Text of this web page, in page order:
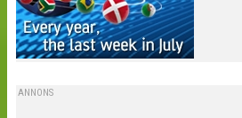
ANNONS